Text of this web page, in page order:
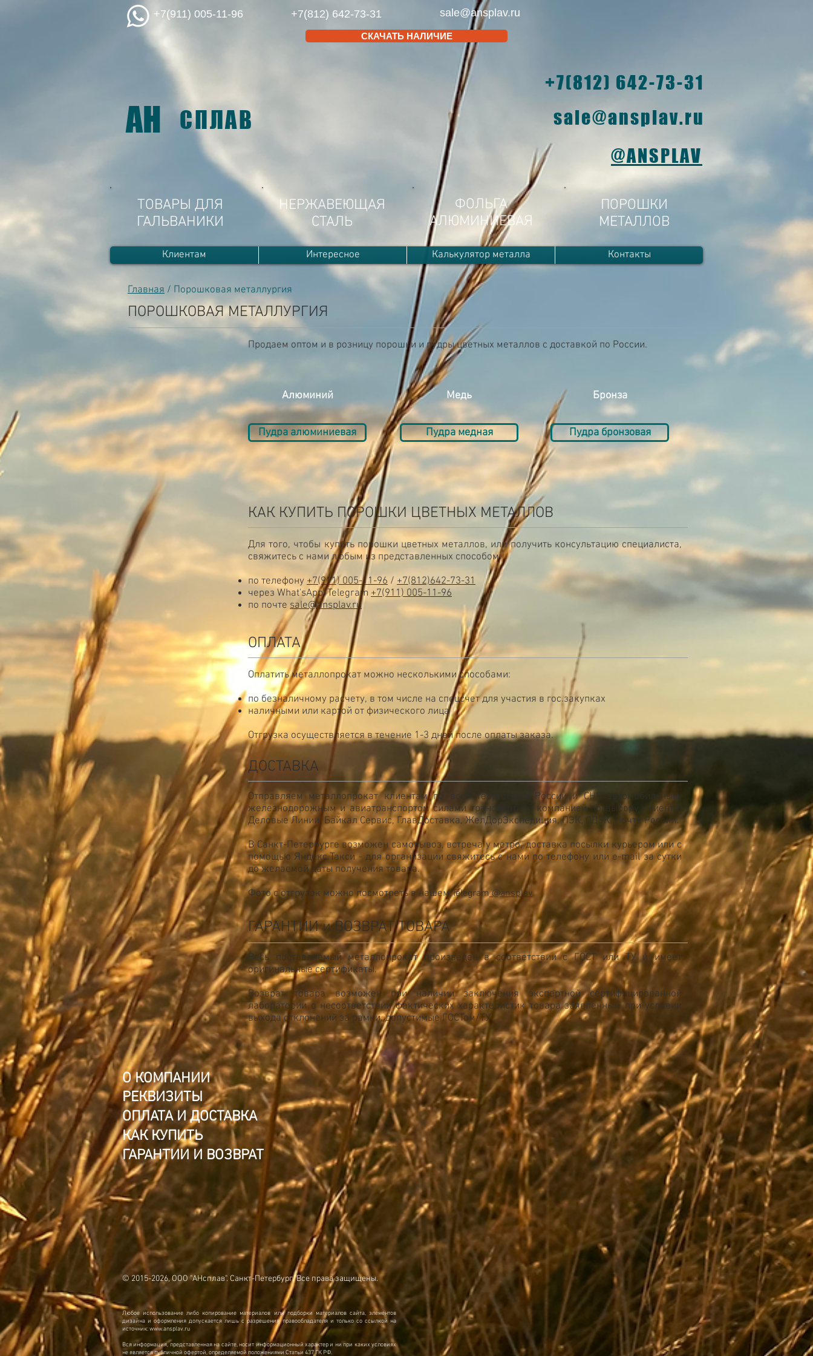
+7(911) 005-11-96 +7(812) 642-73-31 sale@ansplav.ru
СКАЧАТЬ НАЛИЧИЕ
Главная / Порошковая металлургия
ПОРОШКОВАЯ МЕТАЛЛУРГИЯ
Продаем оптом и в розницу порошки и пудры цветных металлов с доставкой по России.
Алюминий
Пудра алюминиевая
Медь
Пудра медная
Бронза
Пудра бронзовая
КАК КУПИТЬ ПОРОШКИ ЦВЕТНЫХ МЕТАЛЛОВ
Для того, чтобы купить порошки цветных металлов, или получить консультацию специалиста,
свяжитесь с нами любым из представленных способом:
по телефону +7(911) 005-11-96 / +7(812)642-73-31
через What'sApp/Telegram +7(911) 005-11-96
по почтеsale@ansplav.ru
ОПЛАТА
Оплатить металлопрокат можно несколькими способами:
по безналичному расчету, в том числе на спецсчет для участия в гос.закупках
наличными или картой от физического лица
Отгрузка осуществляется в течение 1-3 дней после оплаты заказа.
ДОСТАВКА
Отправляем металлопрокат клиентам по всей территории России и СНГ автомобильным,
железнодорожным и авиатранспортом силами транспортной компанией по выбору клиента:
Деловые Линии, Байкал Сервис, ГлавДоставка, ЖелДорЭкспедиция, ПЭК, СДЭК, Почта России.
В Санкт-Петербурге возможен самовывоз, встреча у метро, доставка посылки курьером или с
помощью Яндекс.Такси - для организации свяжитесь с нами по телефону или e-mail за сутки
до желаемой даты получения товара.
Фото с отгрузок можно посмотреть в нашемTelegram@ansplav
ГАРАНТИИ и ВОЗВРАТ ТОВАРА
Весь поставляемый металлопрокат произведен в соответствии с ГОСТ или ТУ и имеет
оригинальные сертификаты.
Возврат товара возможен при наличии заключения экспертной сертифицированной
лаборатории о несоответствии фактических характеристик товара заявленным при условии
выхода отклонений за рамки, допустимые ГОСТом/ТУ.
АН СПЛАВ
+7(812) 642-73-31
sale@ansplav.ru
@ANSPLAV
ТОВАРЫ ДЛЯ
ГАЛЬВАНИКИ
НЕРЖАВЕЮЩАЯ
СТАЛЬ
ФОЛЬГА
АЛЮМИНИЕВАЯ
ПОРОШКИ
МЕТАЛЛОВ
Клиентам Интересное Калькулятор металла Контакты
О КОМПАНИИ
РЕКВИЗИТЫ
ОПЛАТА И ДОСТАВКА
КАК КУПИТЬ
ГАРАНТИИ И ВОЗВРАТ
© 2015-2026, ООО "АНсплав". Санкт-Петербург. Все права защищены.
Любое использование либо копирование материалов или подборки материалов сайта, элементов
дизайна и оформления допускается лишь с разрешения правообладателя и только со ссылкой на
источник:www.ansplav.ru
Вся информация, представленная на сайте, носит информационный характер и ни при каких условиях
не является публичной офертой, определяемой положениями Статьи 437 ГК РФ.